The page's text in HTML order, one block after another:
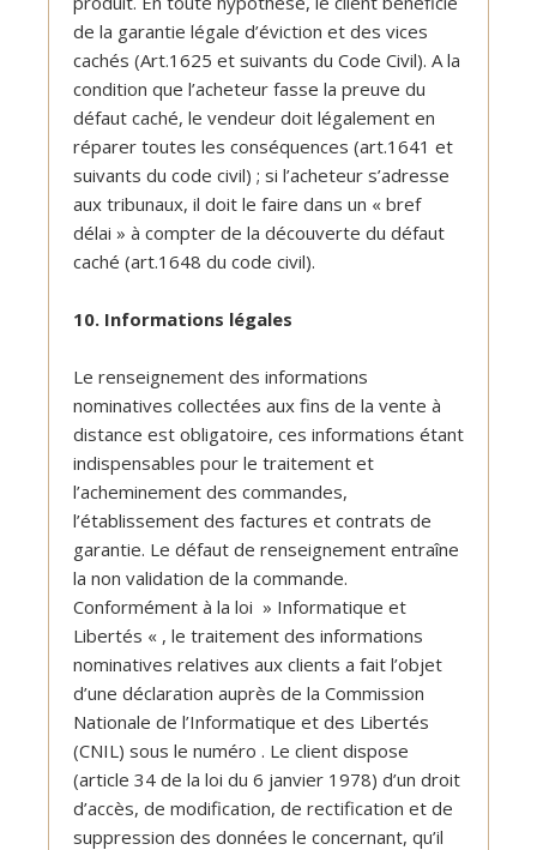
de la garantie légale d’éviction et des vices
cachés (Art.1625 et suivants du Code Civil). A la
condition que l’acheteur fasse la preuve du
défaut caché, le vendeur doit légalement en
réparer toutes les conséquences (art.1641 et
suivants du code civil) ; si l’acheteur s’adresse
aux tribunaux, il doit le faire dans un « bref
délai » à compter de la découverte du défaut
caché (art.1648 du code civil).
10. Informations légales
Le renseignement des informations
nominatives collectées aux fins de la vente à
distance est obligatoire, ces informations étant
indispensables pour le traitement et
l’acheminement des commandes,
l’établissement des factures et contrats de
garantie. Le défaut de renseignement entraîne
la non validation de la commande.
Conformément à la loi » Informatique et
Libertés « , le traitement des informations
nominatives relatives aux clients a fait l’objet
d’une déclaration auprès de la Commission
Nationale de l’Informatique et des Libertés
(CNIL) sous le numéro . Le client dispose
(article 34 de la loi du 6 janvier 1978) d’un droit
d’accès, de modification, de rectification et de
suppression des données le concernant, qu’il